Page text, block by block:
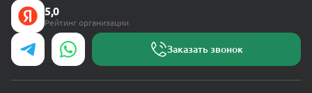
5,0
Рейтинг организации
Заказать звонок